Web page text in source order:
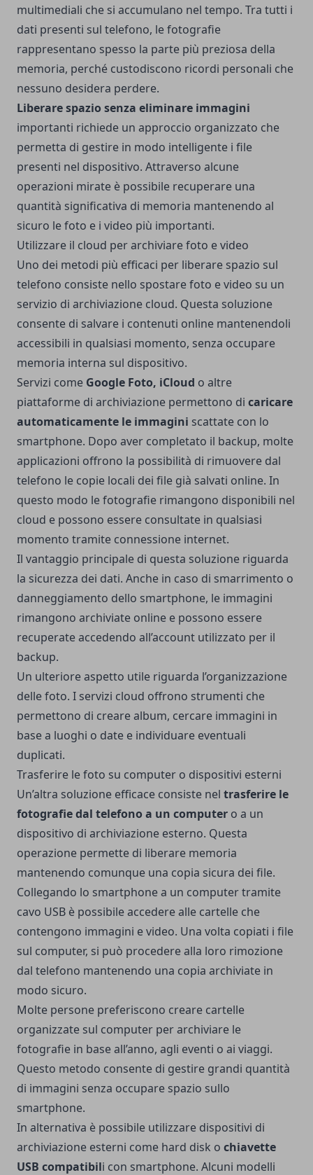
multimediali che si accumulano nel tempo. Tra tutti i
dati presenti sul telefono, le fotografie
rappresentano spesso la parte più preziosa della
memoria, perché custodiscono ricordi personali che
nessuno desidera perdere.
Liberare spazio senza eliminare immagini
importanti richiede un approccio organizzato che
permetta di gestire in modo intelligente i file
presenti nel dispositivo. Attraverso alcune
operazioni mirate è possibile recuperare una
quantità significativa di memoria mantenendo al
sicuro le foto e i video più importanti.
Utilizzare il cloud per archiviare foto e video
Uno dei metodi più efficaci per liberare spazio sul
telefono consiste nello spostare foto e video su un
servizio di archiviazione cloud. Questa soluzione
consente di salvare i contenuti online mantenendoli
accessibili in qualsiasi momento, senza occupare
memoria interna sul dispositivo.
Servizi come Google Foto, iCloud o altre
piattaforme di archiviazione permettono di caricare
automaticamente le immagini scattate con lo
smartphone. Dopo aver completato il backup, molte
applicazioni offrono la possibilità di rimuovere dal
telefono le copie locali dei file già salvati online. In
questo modo le fotografie rimangono disponibili nel
cloud e possono essere consultate in qualsiasi
momento tramite connessione internet.
Il vantaggio principale di questa soluzione riguarda
la sicurezza dei dati. Anche in caso di smarrimento o
danneggiamento dello smartphone, le immagini
rimangono archiviate online e possono essere
recuperate accedendo all’account utilizzato per il
backup.
Un ulteriore aspetto utile riguarda l’organizzazione
delle foto. I servizi cloud offrono strumenti che
permettono di creare album, cercare immagini in
base a luoghi o date e individuare eventuali
duplicati.
Trasferire le foto su computer o dispositivi esterni
Un’altra soluzione efficace consiste nel trasferire le
fotografie dal telefono a un computer o a un
dispositivo di archiviazione esterno. Questa
operazione permette di liberare memoria
mantenendo comunque una copia sicura dei file.
Collegando lo smartphone a un computer tramite
cavo USB è possibile accedere alle cartelle che
contengono immagini e video. Una volta copiati i file
sul computer, si può procedere alla loro rimozione
dal telefono mantenendo una copia archiviate in
modo sicuro.
Molte persone preferiscono creare cartelle
organizzate sul computer per archiviare le
fotografie in base all’anno, agli eventi o ai viaggi.
Questo metodo consente di gestire grandi quantità
di immagini senza occupare spazio sullo
smartphone.
In alternativa è possibile utilizzare dispositivi di
archiviazione esterni come hard disk o chiavette
USB compatibili con smartphone. Alcuni modelli